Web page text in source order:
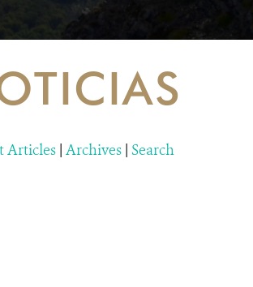
Articles | Archives | Search